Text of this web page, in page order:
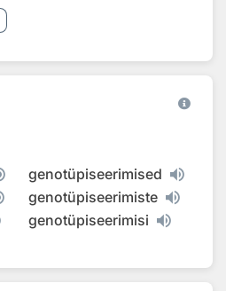
genotüpiseerimised
genotüpiseerimiste
genotüpiseerimisi